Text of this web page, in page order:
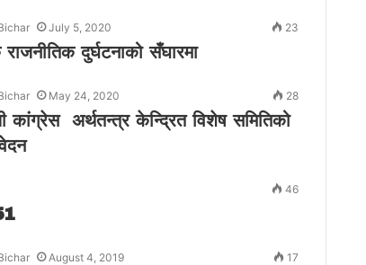
July 5, 2020 23
दुर्घटनाको सँघारमा
May 24, 2020 28
कांग्रेस अर्थतन्त्र केन्द्रित विशेष समितिको
46
August 4, 2019 17